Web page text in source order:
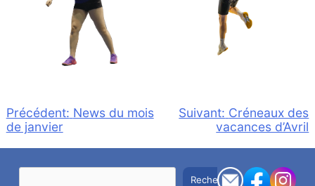
Navigation
de
Précédent: News du mois
de janvier
Suivant: Créneaux des
vacances d’Avril
R
Rechercher